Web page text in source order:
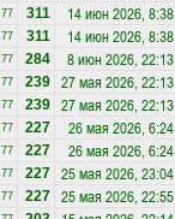
77 311 14 июн 2026, 8:38
77 311 14 июн 2026, 8:38
77 284 8 июн 2026, 22:13
77 239 27 мая 2026, 22:13
77 239 27 мая 2026, 22:13
77 227 26 мая 2026, 6:24
77 227 26 мая 2026, 6:24
77 227 25 мая 2026, 23:04
77 227 25 мая 2026, 22:55